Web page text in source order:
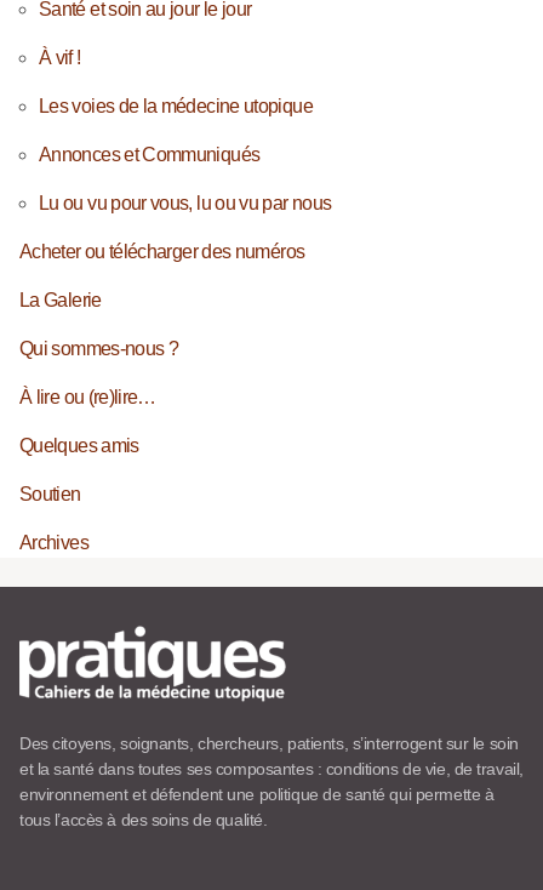
Santé et soin au jour le jour
À vif !
Les voies de la médecine utopique
Annonces et Communiqués
Lu ou vu pour vous, lu ou vu par nous
Acheter ou télécharger des numéros
La Galerie
Qui sommes-nous ?
À lire ou (re)lire…
Quelques amis
Soutien
Archives
Des citoyens, soignants, chercheurs, patients, s’interrogent sur le soin
et la santé dans toutes ses composantes : conditions de vie, de travail,
environnement et défendent une politique de santé qui permette à
tous l’accès à des soins de qualité.